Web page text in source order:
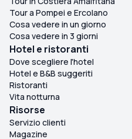
Tour a Pompei e Ercolano
Cosa vedere in un giorno
Cosa vedere in 3 giorni
Hotel e ristoranti
Dove scegliere l'hotel
Hotel e B&B suggeriti
Ristoranti
Vita notturna
Risorse
Servizio clienti
Magazine